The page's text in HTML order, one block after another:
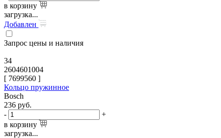
в корзину
загрузка...
Добавлен
Запрос цены и наличия
34
2604601004
[ 7699560 ]
Кольцо пружинное
Bosch
236 руб.
-
+
в корзину
загрузка...